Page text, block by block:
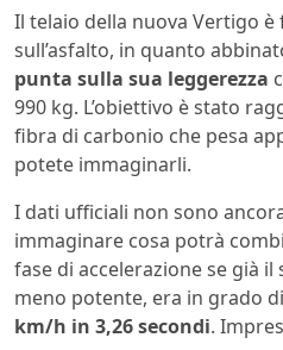
Il telaio della nuova Vertigo
sull’asfalto, in quanto
punta sulla sua leggerezza
990 kg. L’obiettivo è stato
fibra di carbonio che pesa
potete immaginarli.
I dati ufficiali non sono
immaginare cosa potrà
fase di accelerazione se già il
meno potente, era in grado
km/h in 3,26 secondi.